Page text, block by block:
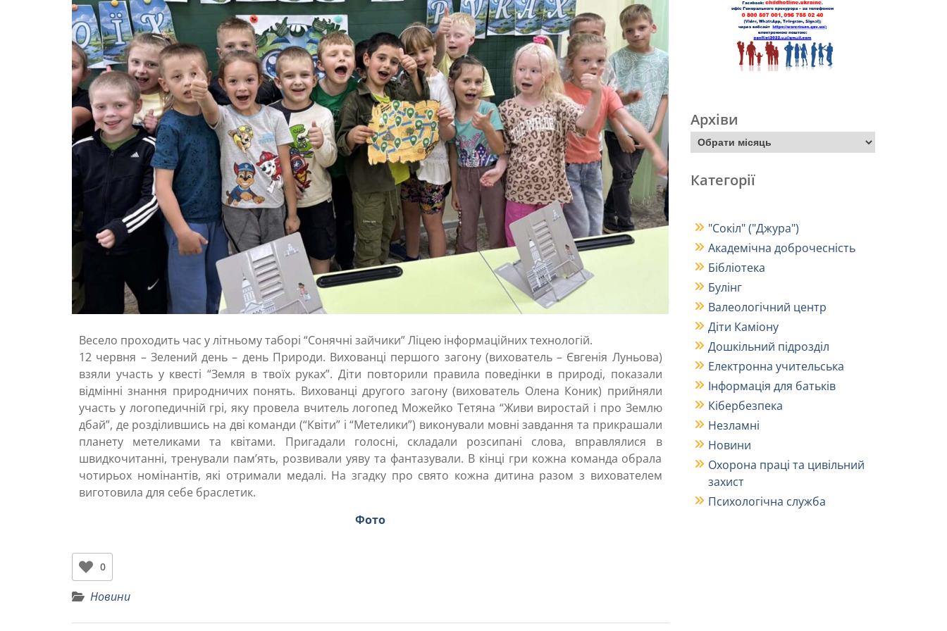
Весело проходить час у літньому таборі “Сонячні зайчики” Ліцею інформаційних технологій.
12 червня – Зелений день – день Природи. Вихованці першого загону (вихователь – Євгенія Луньова)
взяли участь у квесті “Земля в твоїх руках”. Діти повторили правила поведінки в природі, показали
відмінні знання природничих понять. Вихованці другого загону (вихователь Олена Коник) прийняли
участь у логопедичній грі, яку провела вчитель логопед Можейко Тетяна “Живи виростай і про Землю
дбай”, де розділившись на дві команди (“Квіти” і “Метелики”) виконували мовні завдання та прикрашали
планету метеликами та квітами. Пригадали голосні, складали розсипані слова, вправлялися в
швидкочитанні, тренували пам’ять, розвивали уяву та фантазували. В кінці гри кожна команда обрала
чотирьох номінантів, які отримали медалі. На згадку про свято кожна дитина разом з вихователем
виготовила для себе браслетик.
Фото
0
Новини
Архіви
Категорії
"Сокіл" ("Джура")
Академічна доброчесність
Бібліотека
Булінг
Валеологічний центр
Діти Каміону
Дошкільний підрозділ
Електронна учительська
Інформація для батьків
Кібербезпека
Незламні
Новини
Охорона праці та цивільний
захист
Психологічна служба